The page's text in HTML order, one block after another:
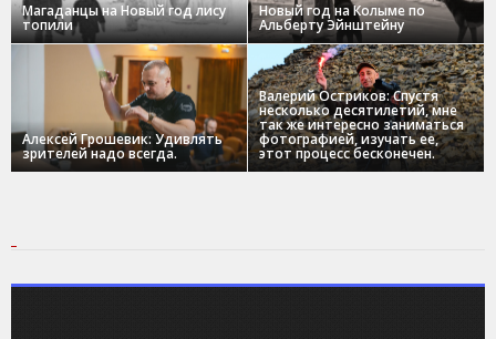
Магаданцы на Новый год лису
топили
Новый год на Колыме по
Альберту Эйнштейну
Алексей Грошевик: Удивлять
зрителей надо всегда.
Валерий Остриков: Спустя
несколько десятилетий, мне
так же интересно заниматься
фотографией, изучать ее,
этот процесс бесконечен.